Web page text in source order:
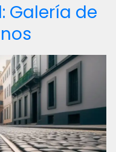
Galería de